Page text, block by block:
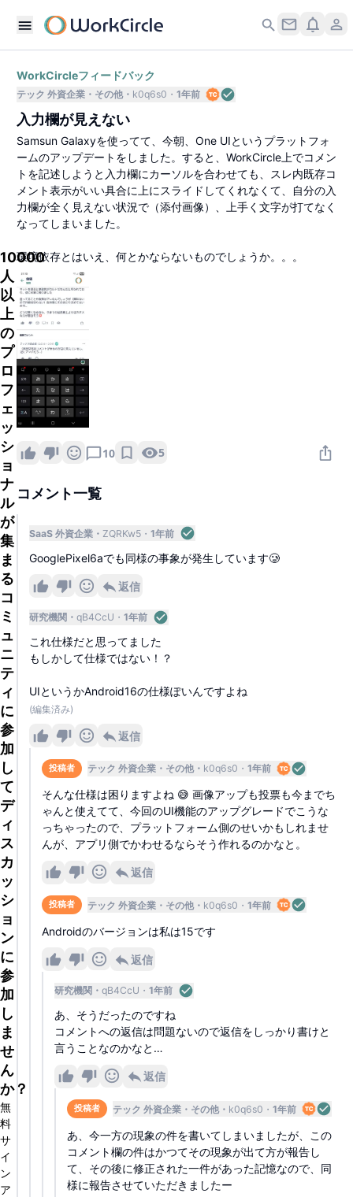
10000
人
以
上
の
プ
ロ
フ
ェ
ッ
シ
ョ
ナ
ル
が
集
ま
る
コ
ミ
ュ
ニ
テ
ィ
に
参
加
し
て
デ
ィ
ス
カ
ッ
シ
ョ
ン
に
参
加
し
ま
せ
ん
か？
無
料
サ
イ
ン
ア
WorkCircleフィードバック
テック 外資企業 その他 k0q6s0 1年前
入力欄が見えない
Samsun Galaxyを使ってて、今朝、One UIというプラットフォ
ームのアップデートをしました。すると、WorkCircle上でコメン
トを記述しようと入力欄にカーソルを合わせても、スレ内既存コ
メント表示がいい具合に上にスライドしてくれなくて、自分の入
力欄が全く見えない状況で（添付画像）、上手く文字が打てなく
なってしまいました。
環境依存とはいえ、何とかならないものでしょうか。。。
10 5
コメント一覧
SaaS 外資企業 ZQRKw5 1年前
GooglePixel6aでも同様の事象が発生しています🥲
返信
研究機関 qB4CcU 1年前
これ仕様だと思ってました
もしかして仕様ではない！？
UIというかAndroid16の仕様ぽいんですよね
(編集済み)
返信
投稿者 テック 外資企業 その他 k0q6s0 1年前
そんな仕様は困りますよね 😅 画像アップも投票も今までち
ゃんと使えてて、今回のUI機能のアップグレードでこうな
っちゃったので、プラットフォーム側のせいかもしれませ
んが、アプリ側でかわせるならそう作れるのかなと。
返信
投稿者 テック 外資企業 その他 k0q6s0 1年前
Androidのバージョンは私は15です
返信
研究機関 qB4CcU 1年前
あ、そうだったのですね
コメントへの返信は問題ないので返信をしっかり書けと
言うことなのかなと…
返信
投稿者 テック 外資企業 その他 k0q6s0 1年前
あ、今一方の現象の件を書いてしまいましたが、この
コメント欄の件はかつてその現象が出て方が報告し
て、その後に修正された一件があった記憶なので、同
様に報告させていただきましたー